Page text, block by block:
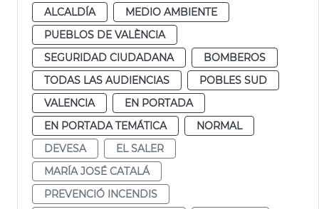
ALCALDÍA
MEDIO AMBIENTE
PUEBLOS DE VALÈNCIA
SEGURIDAD CIUDADANA
BOMBEROS
TODAS LAS AUDIENCIAS
POBLES SUD
VALENCIA
EN PORTADA
EN PORTADA TEMÁTICA
NORMAL
DEVESA
EL SALER
MARÍA JOSÉ CATALÁ
PREVENCIÓ INCENDIS